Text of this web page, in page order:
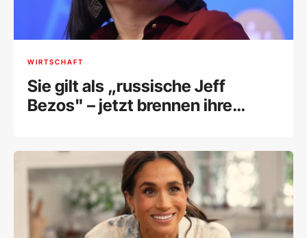
WIRTSCHAFT
Sie gilt als „russische Jeff
Bezos" – jetzt brennen ihre